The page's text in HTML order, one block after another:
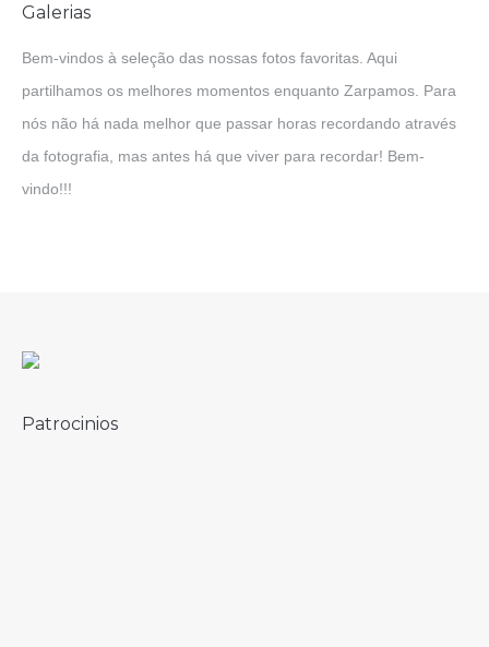
Galerias
Bem-vindos à seleção das nossas fotos favoritas. Aqui
partilhamos os melhores momentos enquanto Zarpamos. Para
nós não há nada melhor que passar horas recordando através
da fotografia, mas antes há que viver para recordar! Bem-
vindo!!!
Patrocinios